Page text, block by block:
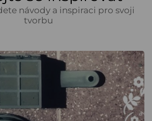
návody a inspiraci pro svoji
tvorbu